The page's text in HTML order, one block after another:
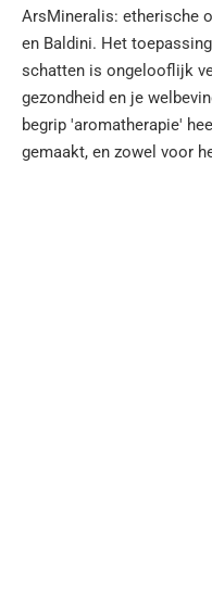
ArsMineralis: etherische
en Baldini. Het
schatten is ongelooflijk
gezondheid en je
begrip 'aromatherapie'
gemaakt, en zowel voor